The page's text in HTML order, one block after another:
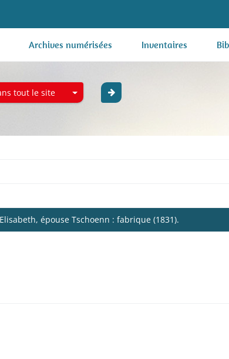
Archives numérisées Inventaires
tout le site
épouse Tschoenn : fabrique (1831).